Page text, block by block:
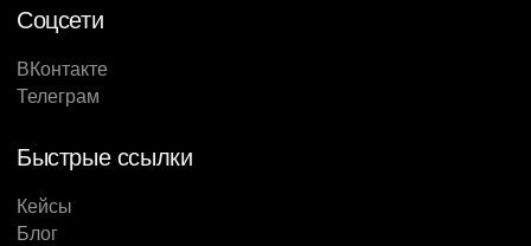
Соцсети
ВКонтакте
Телеграм
Быстрые ссылки
Кейсы
Блог